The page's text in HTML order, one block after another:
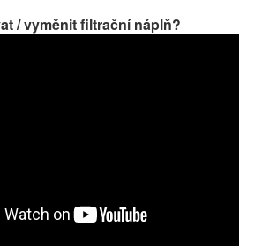
/ vyměnit filtrační náplň?